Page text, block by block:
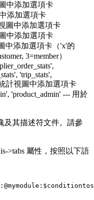
中添加選項卡
添加選項卡
圖中添加選項卡
中添加選項卡
中添加選項卡（'x'的
3=member）
'trip_stats',
計視圖中添加選項卡
'product_admin' --- 用於
及其描述符文件。請參
>tabs 屬性，按照以下語